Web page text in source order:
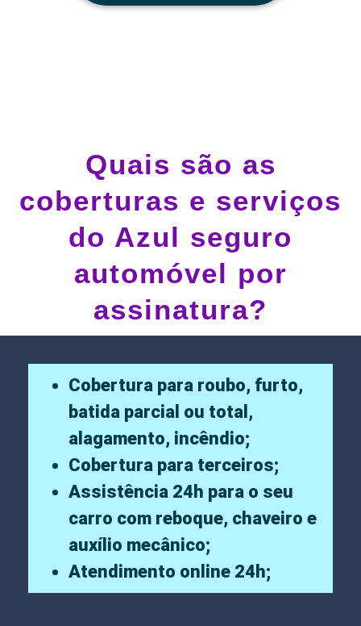
Quais são as
coberturas e serviços
do Azul seguro
automóvel por
assinatura?
Cobertura para roubo, furto,
batida parcial ou total,
alagamento, incêndio;
Cobertura para terceiros;
Assistência 24h para o seu
carro com reboque, chaveiro e
auxílio mecânico;
Atendimento online 24h;